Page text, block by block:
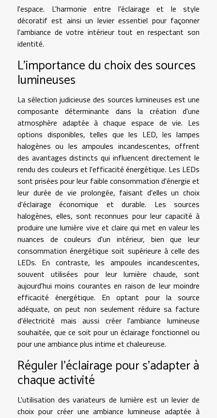
l'espace. L'harmonie entre l'éclairage et le style
décoratif est ainsi un levier essentiel pour façonner
l'ambiance de votre intérieur tout en respectant son
identité.
L'importance du choix des sources
lumineuses
La sélection judicieuse des sources lumineuses est une
composante déterminante dans la création d'une
atmosphère adaptée à chaque espace de vie. Les
options disponibles, telles que les LED, les lampes
halogènes ou les ampoules incandescentes, offrent
des avantages distincts qui influencent directement le
rendu des couleurs et l'efficacité énergétique. Les LEDs
sont prisées pour leur faible consommation d'énergie et
leur durée de vie prolongée, faisant d'elles un choix
d'éclairage économique et durable. Les sources
halogènes, elles, sont reconnues pour leur capacité à
produire une lumière vive et claire qui met en valeur les
nuances de couleurs d'un intérieur, bien que leur
consommation énergétique soit supérieure à celle des
LEDs. En contraste, les ampoules incandescentes,
souvent utilisées pour leur lumière chaude, sont
aujourd'hui moins courantes en raison de leur moindre
efficacité énergétique. En optant pour la source
adéquate, on peut non seulement réduire sa facture
d'électricité mais aussi créer l'ambiance lumineuse
souhaitée, que ce soit pour un éclairage fonctionnel ou
pour une ambiance plus intime et chaleureuse.
Réguler l'éclairage pour s'adapter à
chaque activité
L'utilisation des variateurs de lumière est un levier de
choix pour créer une ambiance lumineuse adaptée à